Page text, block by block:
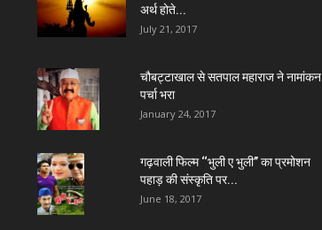
अर्थ होते...
July 21, 2017
चौबट्टाखाल से सतपाल महाराज ने नामांकन
पर्चा भरा
January 24, 2017
गढ़वाली फिल्म ‘‘भुली ए भुली’’ का प्रमोशन
पहाड़ की संस्कृति पर...
June 18, 2017